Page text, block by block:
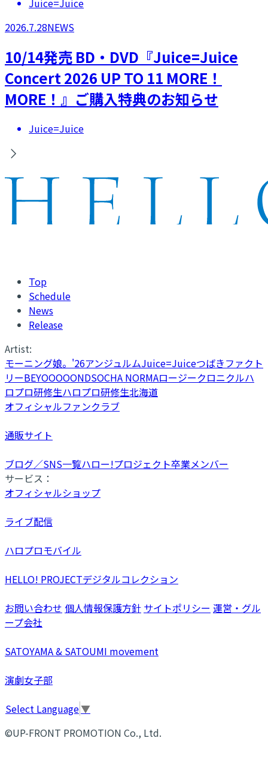
Juice=Juice
2026.7.28NEWS
10/14発売 BD・DVD『Juice=Juice
Concert 2026 UP TO 11 MORE！
MORE！』ご購入特典のお知らせ
Juice=Juice
Top
Schedule
News
Release
Artist:
モーニング娘。'26アンジュルムJuice=Juiceつばきファクト
リーBEYOOOOONDSOCHA NORMAロージークロニクルハ
ロプロ研修生ハロプロ研修生北海道
オフィシャルファンクラブ
通販サイト
ブログ／SNS一覧ハロー!プロジェクト卒業メンバー
サービス：
オフィシャルショップ
ライブ配信
ハロプロモバイル
HELLO! PROJECTデジタルコレクション
お問い合わせ 個人情報保護方針 サイトポリシー 運営・グル
ープ会社
SATOYAMA & SATOUMI movement
演劇女子部
Select Language▼
©UP-FRONT PROMOTION Co., Ltd.